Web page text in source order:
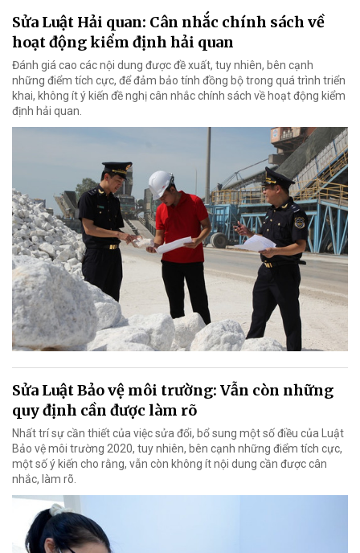
Sửa Luật Hải quan: Cân nhắc chính sách về
hoạt động kiểm định hải quan
Đánh giá cao các nội dung được đề xuất, tuy nhiên, bên cạnh
những điểm tích cực, để đảm bảo tính đồng bộ trong quá trình triển
khai, không ít ý kiến đề nghị cân nhắc chính sách về hoạt động kiểm
định hải quan.
Sửa Luật Bảo vệ môi trường: Vẫn còn những
quy định cần được làm rõ
Nhất trí sự cần thiết của việc sửa đổi, bổ sung một số điều của Luật
Bảo vệ môi trường 2020, tuy nhiên, bên cạnh những điểm tích cực,
một số ý kiến cho rằng, vẫn còn không ít nội dung cần được cân
nhắc, làm rõ.